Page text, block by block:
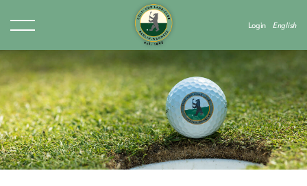
Login English